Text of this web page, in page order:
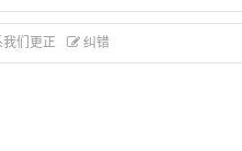
们更正 纠错